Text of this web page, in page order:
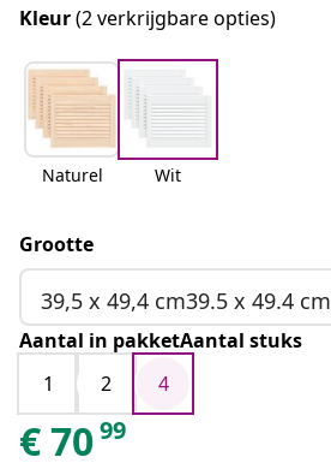
Kleur(2 verkrijgbare opties)
Naturel Wit
Grootte
39,5 x 49,4 cm39.5 x 49.4 cm
Aantal in pakketAantal stuks
1
2 4
€7099